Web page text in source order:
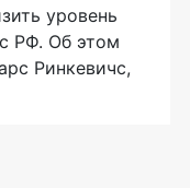
уровень
РФ. Об этом
Ринкевичс,